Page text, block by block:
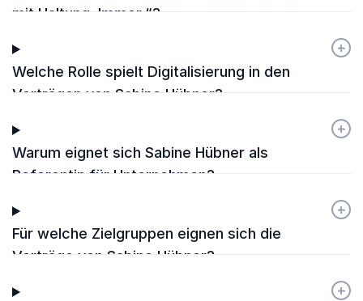
mit Haltung. Immer.“?
Welche Rolle spielt Digitalisierung in den
Vorträgen von Sabine Hübner?
+
-
Warum eignet sich Sabine Hübner als
Referentin für Unternehmen?
+
-
Für welche Zielgruppen eignen sich die
Vorträge von Sabine Hübner?
+
-
+
-